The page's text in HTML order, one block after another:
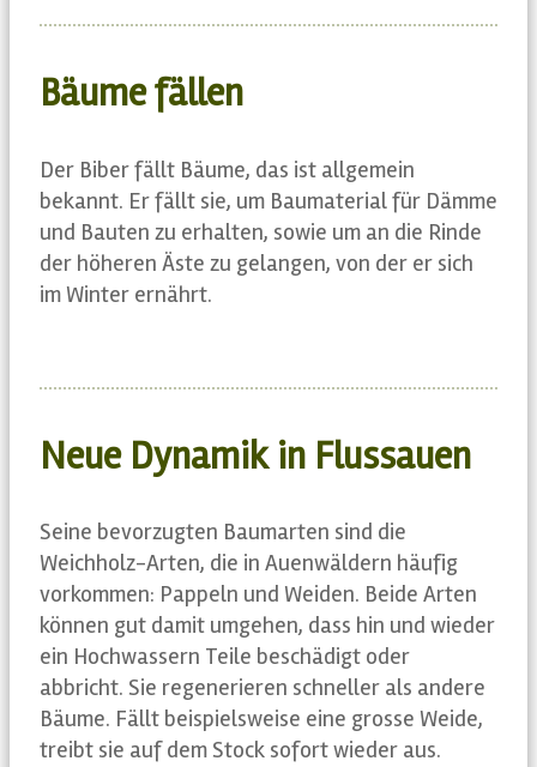
Bäume fällen
Der Biber fällt Bäume, das ist allgemein
bekannt. Er fällt sie, um Baumaterial für Dämme
und Bauten zu erhalten, sowie um an die Rinde
der höheren Äste zu gelangen, von der er sich
im Winter ernährt.
Neue Dynamik in Flussauen
Seine bevorzugten Baumarten sind die
Weichholz-Arten, die in Auenwäldern häufig
vorkommen: Pappeln und Weiden. Beide Arten
können gut damit umgehen, dass hin und wieder
ein Hochwassern Teile beschädigt oder
abbricht. Sie regenerieren schneller als andere
Bäume. Fällt beispielsweise eine grosse Weide,
treibt sie auf dem Stock sofort wieder aus.